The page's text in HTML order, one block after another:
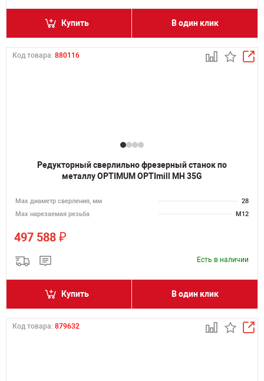
Купить В один клик
Код товара: 880116
Редукторный сверлильно фрезерный станок по
металлу OPTIMUM OPTImill MH 35G
Мах диаметр сверления, мм
28
Мах нарезаемая резьба
M12
497 588 ₽
Есть в наличии
Купить В один клик
Код товара: 879632